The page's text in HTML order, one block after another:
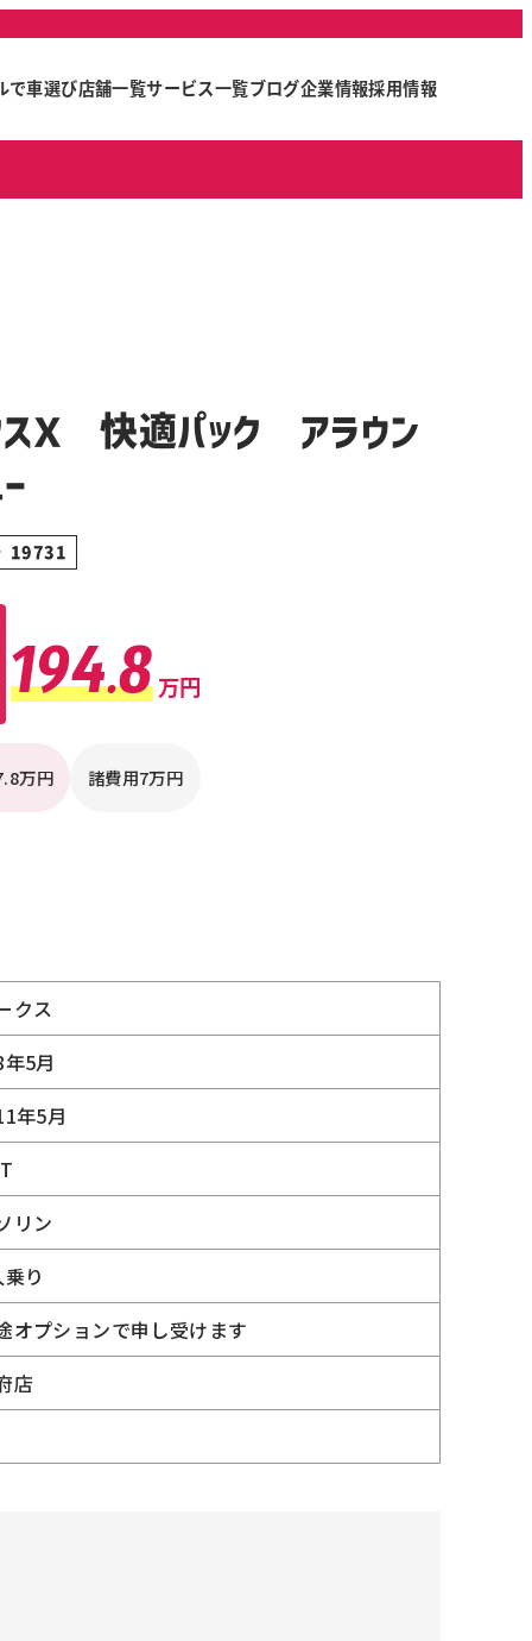
で車選び店舗一覧サービス一覧ブログ企業情報採用情報
スＸ 快適パック アラウン
19731
194.8 万円
万円 諸費用7万円
クス
5月
年5月
リン
り
オプションで申し受けます
店